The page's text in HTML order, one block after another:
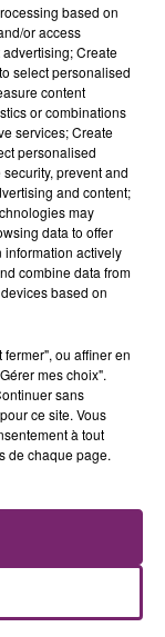
Gims "Laissez
based on
or access
Create
select personalised
content
or combinations
services; Create
personalised
prevent and
and content;
may
data to offer
information actively
combine data from
based on
ou affiner en
mes choix".
sans
ce site. Vous
à tout
de chaque page.